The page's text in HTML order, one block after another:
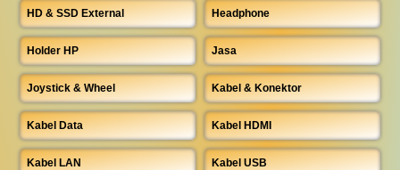
HD & SSD External Headphone
Holder HP Jasa
Joystick & Wheel Kabel & Konektor
Kabel Data Kabel HDMI
Kabel LAN Kabel USB